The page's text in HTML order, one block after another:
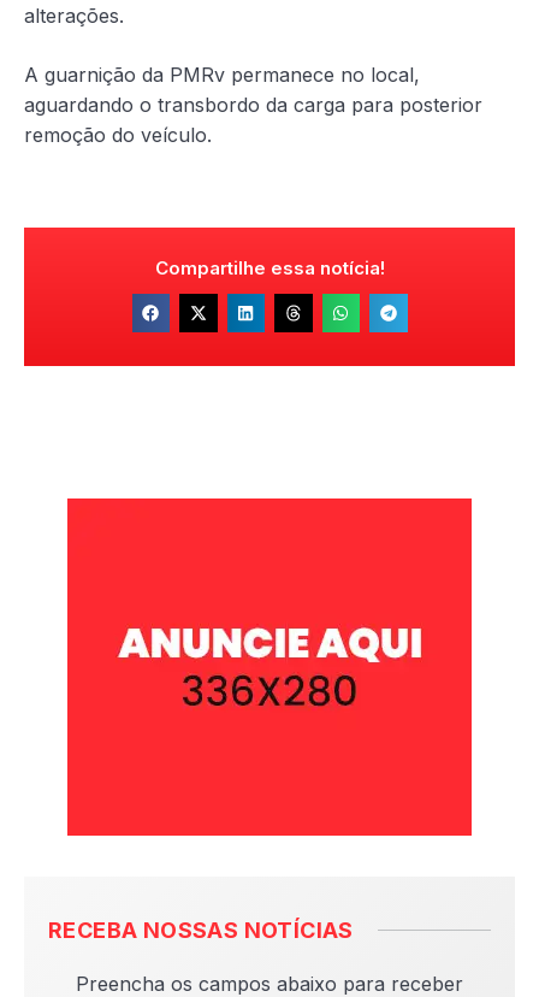
alterações.
A guarnição da PMRv permanece no local,
aguardando o transbordo da carga para posterior
remoção do veículo.
Compartilhe essa notícia!
RECEBA NOSSAS NOTÍCIAS
Preencha os campos abaixo para receber